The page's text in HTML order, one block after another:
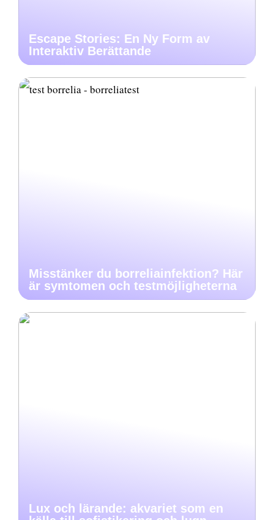
Escape Stories: En Ny Form av
Interaktiv Berättande
Misstänker du borreliainfektion? Här
är symtomen och testmöjligheterna
Lux och lärande: akvariet som en